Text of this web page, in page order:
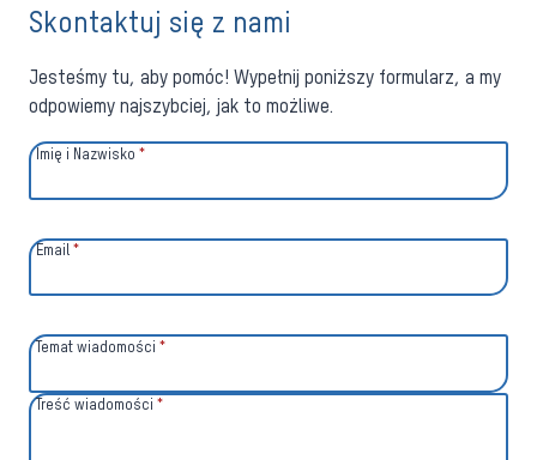
Skontaktuj się z nami
Jesteśmy tu, aby pomóc! Wypełnij poniższy formularz, a my
odpowiemy najszybciej, jak to możliwe.
Imię i Nazwisko *
Email *
Temat wiadomości *
Treść wiadomości *